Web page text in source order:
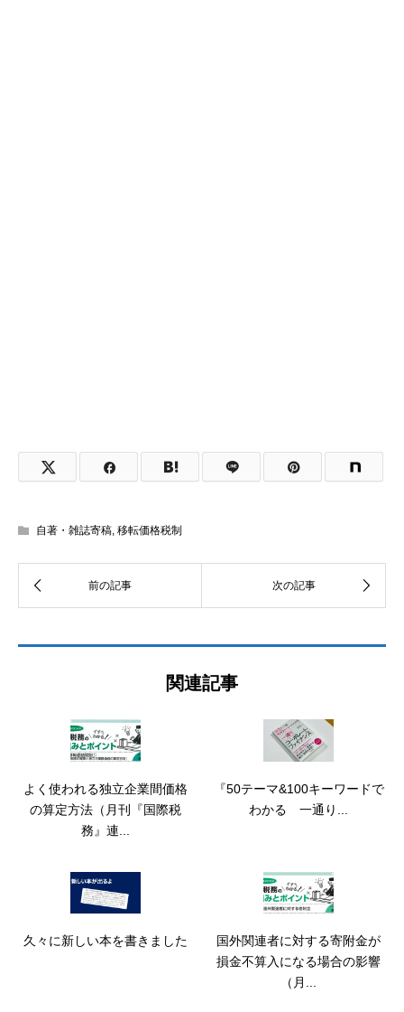
自著・雑誌寄稿, 移転価格税制
関連記事
よく使われる独立企業間価格
の算定方法（月刊『国際税
務』連...
『50テーマ&100キーワードで
わかる 一通り...
久々に新しい本を書きました
国外関連者に対する寄附金が
損金不算入になる場合の影響
（月...